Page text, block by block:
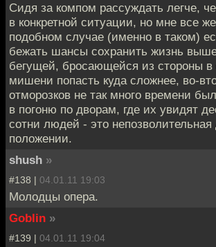
Сидя за компом рассуждать легче,
в конкретной ситуации, но мне все
подобном случае (именно в таком)
бежать шансы сохранить жизнь
бегущей, бросающейся из стороны в
мишени попасть куда сложнее, во-
отморозков не так много времени
в погоню по дворам, где их увидят
сотни людей - это непозволительная
положении.
shush »
#138 | 04.01.11 19:03
Молодцы опера.
Goblin »
#139 | 04.01.11 19:04